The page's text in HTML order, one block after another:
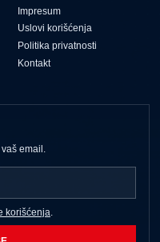
Impresum
Uslovi korišćenja
Politika privatnosti
Kontakt
email.
korišćenja